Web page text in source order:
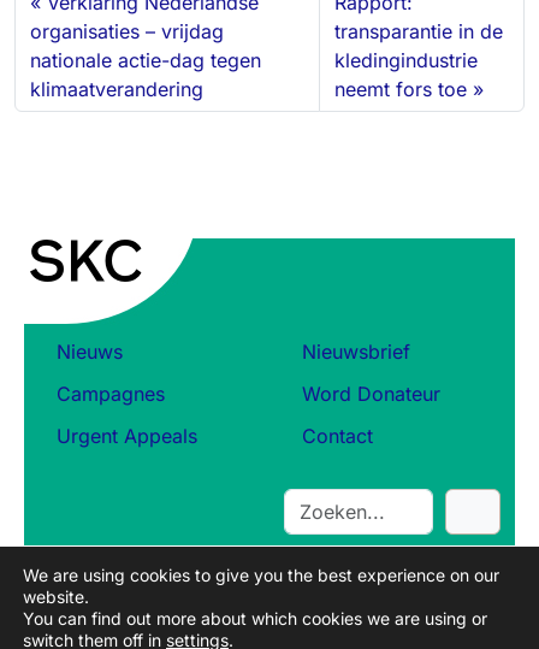
I
n
o
k
y
o
n
organisaties – vrijdag
nationale actie-dag tegen
klimaatverandering
transparantie in de
kledingindustrie
neemt fors toe
Nieuws
Campagnes
Urgent Appeals
Nieuwsbrief
Word Donateur
Contact
S
e
r
c
We are using cookies to give you the best experience on our
website.
You can find out more about which cookies we are using or
switch them off in settings.